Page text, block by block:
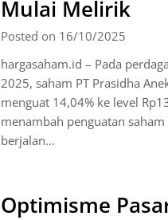
Mulai Melirik
Posted on 16/10/2025
hargasaham.id – Pada
2025, saham PT Prasidha
menguat 14,04% ke level
menambah penguatan
berjalan…
Optimisme